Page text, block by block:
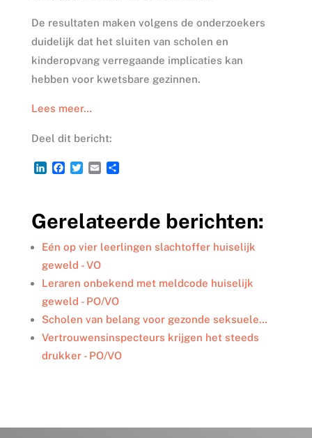
De resultaten maken volgens de onderzoekers
duidelijk dat het sluiten van scholen en
kinderopvang verregaande implicaties kan
hebben voor kwetsbare gezinnen.
Lees meer…
Deel dit bericht:
L
e
d
I
n
F
b
o
o
k
T
t
e
r
E
l
D
n
Gerelateerde berichten:
Eén op vier leerlingen slachtoffer huiselijk
geweld - VO
Leraren onbekend met meldcode huiselijk
geweld - PO/VO
Scholen van belang voor gezonde seksuele…
Vertrouwensinspecteurs krijgen het steeds
drukker - PO/VO